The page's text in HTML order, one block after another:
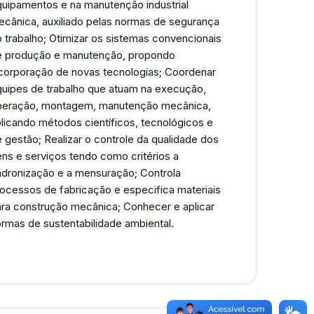
e na manutenção industrial
auxiliado pelas normas de segurança
trabalho; Otimizar os sistemas convencionais
produção e manutenção, propondo
de novas tecnologias; Coordenar
de trabalho que atuam na execução,
montagem, manutenção mecânica,
métodos científicos, tecnológicos e
gestão; Realizar o controle da qualidade dos
e serviços tendo como critérios a
e a mensuração; Controla
de fabricação e especifica materiais
construção mecânica; Conhecer e aplicar
de sustentabilidade ambiental.